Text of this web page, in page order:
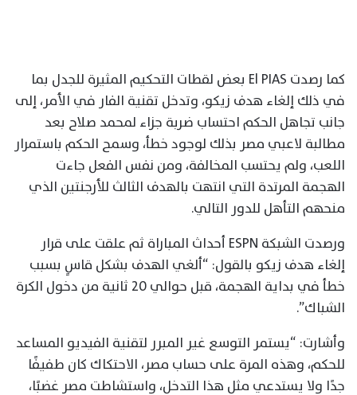
كما رصدت El PIAS بعض لقطات التحكيم المثيرة للجدل بما
في ذلك إلغاء هدف زيكو، وتدخل تقنية الفار في الأمر، إلى
جانب تجاهل الحكم احتساب ضربة جزاء لمحمد صلاح بعد
مطالبة لاعبي مصر بذلك لوجود خطأ، وسمح الحكم باستمرار
اللعب، ولم يحتسب المخالفة، ومن نفس الفعل جاءت
الهجمة المرتدة التي انتهت بالهدف الثالث للأرجنتين الذي
منحهم التأهل للدور التالي.
ورصدت الشبكة ESPN أحداث المباراة ثم علقت على قرار
إلغاء هدف زيكو بالقول: “ألغي الهدف بشكل قاسٍ بسبب
خطأ في بداية الهجمة، قبل حوالي 20 ثانية من دخول الكرة
الشباك”.
وأشارت: “يستمر التوسع غير المبرر لتقنية الفيديو المساعد
للحكم، وهذه المرة على حساب مصر، الاحتكاك كان طفيفًا
جدًا ولا يستدعي مثل هذا التدخل، واستشاطت مصر غضبًا،